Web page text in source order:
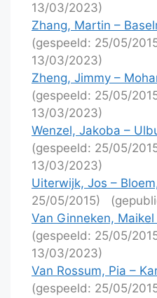
13/03/2023)
Zhang, Martin –
(gespeeld: 25/05/
13/03/2023)
Zheng, Jimmy –
(gespeeld: 25/05/
13/03/2023)
Wenzel, Jakoba –
(gespeeld: 25/05/
13/03/2023)
Uiterwijk, Jos –
25/05/2015)
Van Ginneken,
(gespeeld: 25/05/
13/03/2023)
Van Rossum, Pia –
(gespeeld: 25/05/